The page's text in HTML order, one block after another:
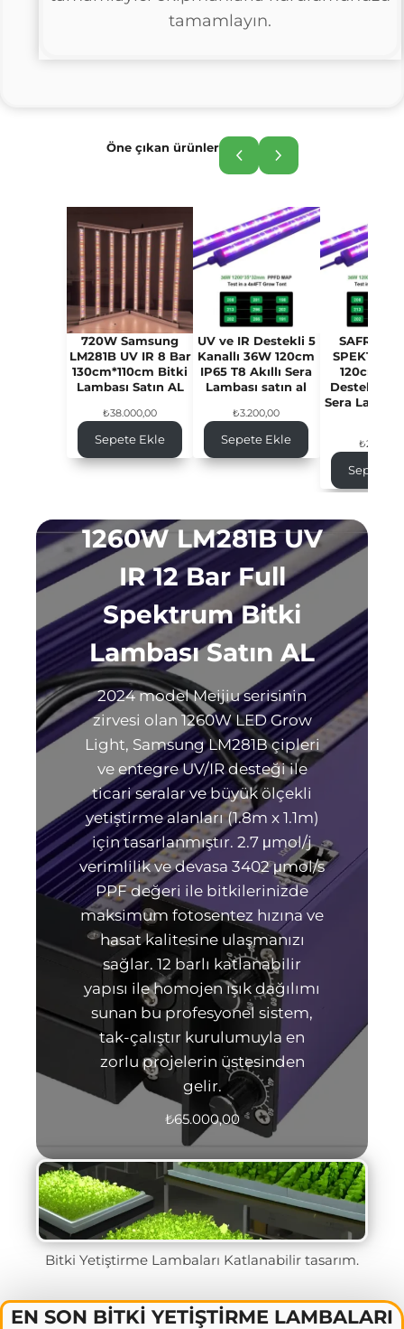
tamamlayın.
Öne çıkan ürünler
720W Samsung
LM281B UV IR 8 Bar
130cm*110cm Bitki
Lambası Satın AL
₺38.000,00
Sepete Ekle
UV ve IR Destekli 5
Kanallı 36W 120cm
IP65 T8 Akıllı Sera
Lambası satın al
₺3.200,00
Sepete Ekle
SAFRAN
120cm
Destekli T8
Sera
₺
Sepete
1260W LM281B UV
IR 12 Bar Full
Spektrum Bitki
Lambası Satın AL
2024 model Meijiu serisinin
zirvesi olan 1260W LED Grow
Light, Samsung LM281B çipleri
ve entegre UV/IR desteği ile
ticari seralar ve büyük ölçekli
yetiştirme alanları (1.8m x 1.1m)
için tasarlanmıştır. 2.7 μmol/j
verimlilik ve devasa 3402 μmol/s
PPF değeri ile bitkilerinizde
maksimum fotosentez hızına ve
hasat kalitesine ulaşmanızı
sağlar. 12 barlı katlanabilir
yapısı ile homojen ışık dağılımı
sunan bu profesyonel sistem,
tak-çalıştır kurulumuyla en
zorlu projelerin üstesinden
gelir.
₺65.000,00
Bitki Yetiştirme Lambaları Katlanabilir tasarım.
EN SON BITKI YETIŞTIRME LAMBALARI